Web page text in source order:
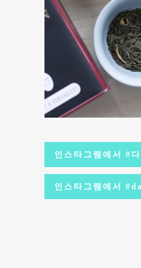
인스타그램에서 #
인스타그램에서